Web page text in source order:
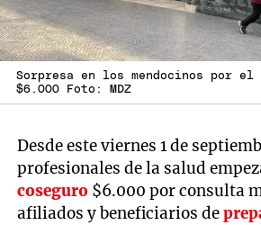
Sorpresa en los mendocinos por el
$6.000 Foto: MDZ
Desde este viernes 1 de
profesionales de la salud
coseguro $6.000 por consulta
afiliados y beneficiarios de